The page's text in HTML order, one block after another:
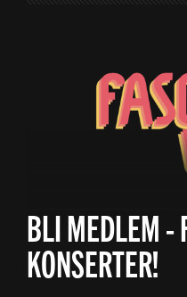
BLI MEDLEM -
KONSERTER!